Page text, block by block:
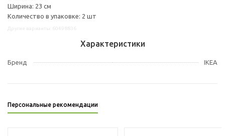
Ширина: 23 см
Количество в упаковке: 2 шт
Характеристики
Бренд IKEA
Персональные рекомендации